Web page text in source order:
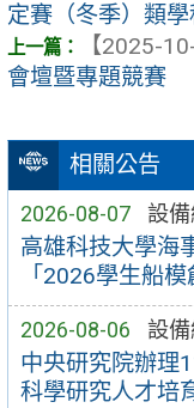
相關公告
2026-08-07 設備
高雄科技大學海
「2026學生船模
2026-08-06 設備
中央研究院辦理
科學研究人才培
定賽（冬季）類
【2025-
會壇暨專題競賽